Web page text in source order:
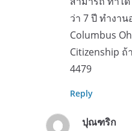
ว่า 7 ปี ทำงา
Columbus
Citizenship ถ้
4479
Reply
ปุณฑริก